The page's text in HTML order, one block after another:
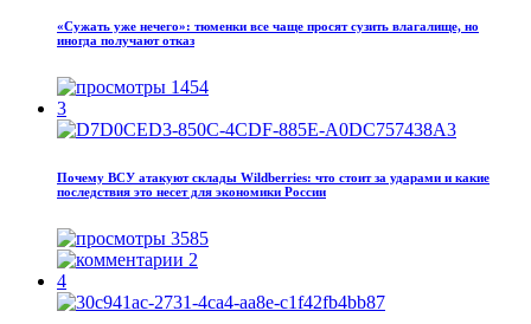
«Сужать уже нечего»: тюменки все чаще просят сузить влагалище, но
иногда получают отказ
1454
3
Почему ВСУ атакуют склады Wildberries: что стоит за ударами и какие
последствия это несет для экономики России
3585
2
4